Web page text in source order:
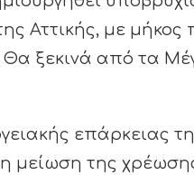
Αττικής, με μήκος
Θα ξεκινά από τα
επάρκειας
μείωση της